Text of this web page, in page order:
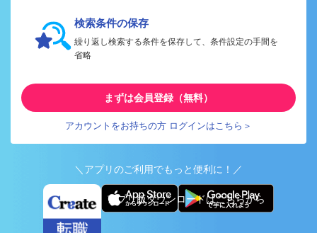
検索条件の保存
繰り返し検索する条件を保存して、条件設定の手間を
省略
まずは会員登録（無料）
アカウントをお持ちの方 ログインはこちら＞
＼アプリのご利用でもっと便利に！／
アプリ版ダウンロードはこちらから